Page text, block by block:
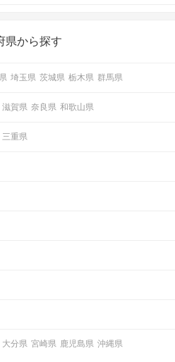
アを集めました♪ いままさに楽しいことを探し
県から探す
埼玉県 茨城県 栃木県 群馬県
滋賀県 奈良県 和歌山県
三重県
大分県 宮崎県 鹿児島県 沖縄県